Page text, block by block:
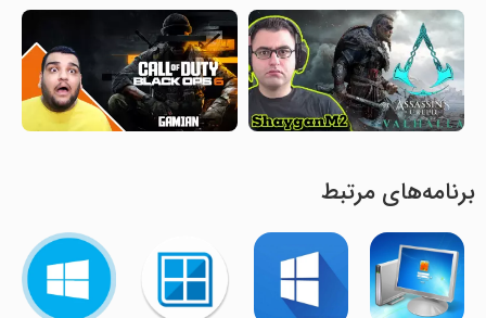
برنامه‌های مرتبط